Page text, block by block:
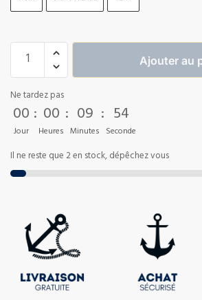
Ajouter au
Ne tardez pas
00
Jour
: 00
Heures
: 09
Minutes
: 54
Seconde
Il ne reste que 2 en stock, dépêchez vous